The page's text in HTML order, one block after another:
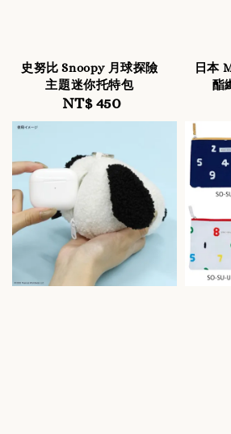
史努比 Snoopy 月球探險
主題迷你托特包
Regular
price
NT$ 450
日本
酯